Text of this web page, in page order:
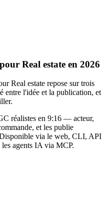
Real estate en 2026
Real estate repose sur trois
entre l'idée et la publication, et
réalistes en 9:16 — acteur,
et les publie
via le web, CLI, API
agents IA via MCP.